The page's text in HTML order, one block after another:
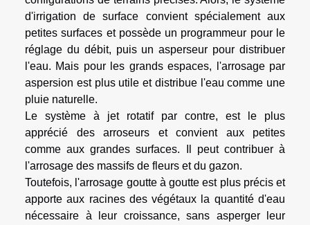
d'irrigation de surface convient spécialement aux
petites surfaces et possède un programmeur pour le
réglage du débit, puis un asperseur pour distribuer
l'eau. Mais pour les grands espaces, l'arrosage par
aspersion est plus utile et distribue l'eau comme une
pluie naturelle.
Le système à jet rotatif par contre, est le plus
apprécié des arroseurs et convient aux petites
comme aux grandes surfaces. Il peut contribuer à
l'arrosage des massifs de fleurs et du gazon.
Toutefois, l'arrosage goutte à goutte est plus précis et
apporte aux racines des végétaux la quantité d'eau
nécessaire à leur croissance, sans asperger leur